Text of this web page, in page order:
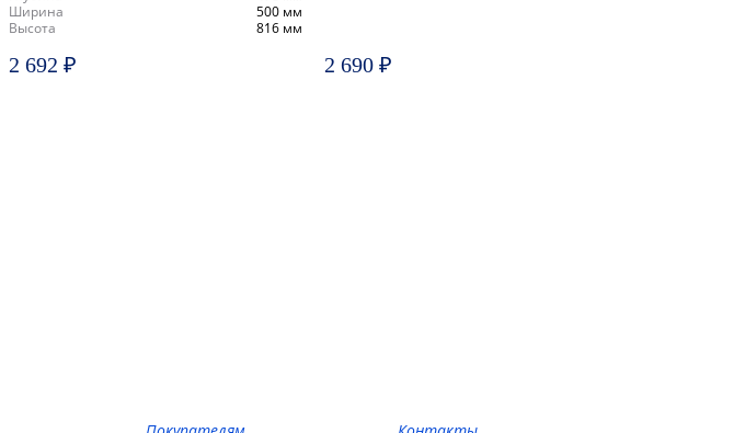
Ширина
500 мм
Высота
816 мм
2 692 ₽ 2 690 ₽